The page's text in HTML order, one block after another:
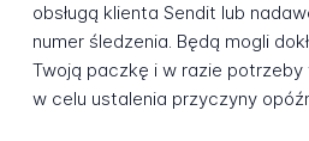
obsługą klienta Sendit lub
numer śledzenia. Będą mogli
Twoją paczkę i w razie
w celu ustalenia przyczyny